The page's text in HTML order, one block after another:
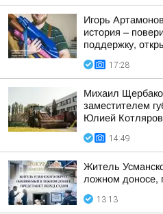
Игорь
история –
поддержку,
17:28
Михаил
заместителем
Юлией
14:49
Житель
ложном доносе,
13:13